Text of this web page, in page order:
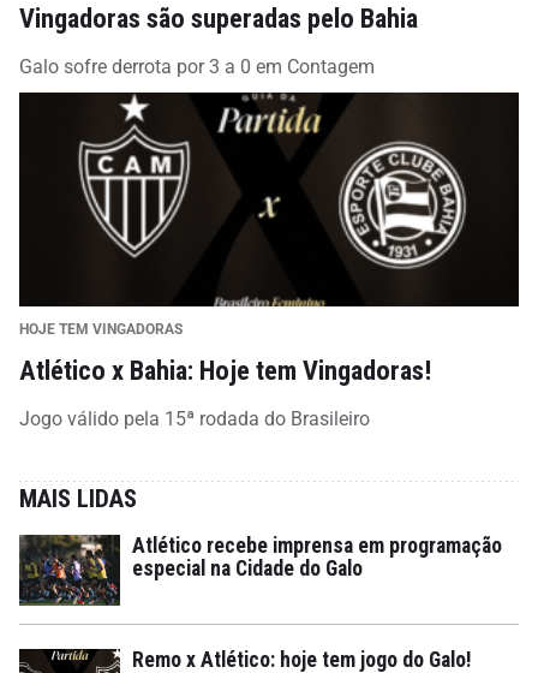
Vingadoras são superadas pelo Bahia
Galo sofre derrota por 3 a 0 em Contagem
HOJE TEM VINGADORAS
Atlético x Bahia: Hoje tem Vingadoras!
Jogo válido pela 15ª rodada do Brasileiro
MAIS LIDAS
Atlético recebe imprensa em programação
especial na Cidade do Galo
Remo x Atlético: hoje tem jogo do Galo!